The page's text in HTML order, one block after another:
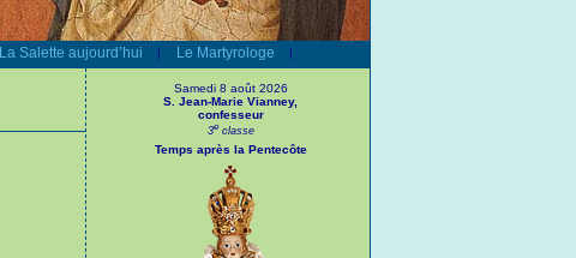
La Salette aujourd’hui | Le Martyrologe |
Samedi 8 août 2026
S. Jean-Marie Vianney,
confesseur
3eclasse
Temps après la Pentecôte